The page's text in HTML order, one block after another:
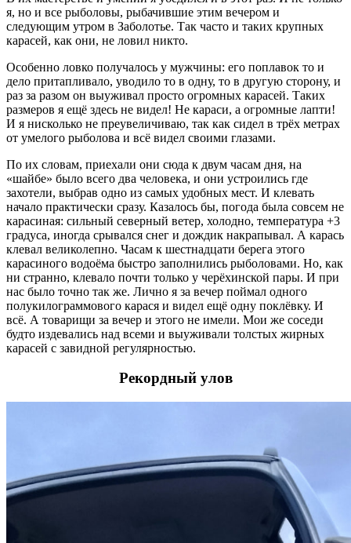
я, но и все рыболовы, рыбачившие этим вечером и
следующим утром в Заболотье. Так часто и таких крупных
карасей, как они, не ловил никто.
Особенно ловко получалось у мужчины: его поплавок то и
дело притапливало, уводило то в одну, то в другую сторону, и
раз за разом он выуживал просто огромных карасей. Таких
размеров я ещё здесь не видел! Не караси, а огромные лапти!
И я нисколько не преувеличиваю, так как сидел в трёх метрах
от умелого рыболова и всё видел своими глазами.
По их словам, приехали они сюда к двум часам дня, на
«шайбе» было всего два человека, и они устроились где
захотели, выбрав одно из самых удобных мест. И клевать
начало практически сразу. Казалось бы, погода была совсем не
карасиная: сильный северный ветер, холодно, температура +3
градуса, иногда срывался снег и дождик накрапывал. А карась
клевал великолепно. Часам к шестнадцати берега этого
карасиного водоёма быстро заполнились рыболовами. Но, как
ни странно, клевало почти только у черёхинской пары. И при
нас было точно так же. Лично я за вечер поймал одного
полукилограммового карася и видел ещё одну поклёвку. И
всё. А товарищи за вечер и этого не имели. Мои же соседи
будто издевались над всеми и выуживали толстых жирных
карасей с завидной регулярностью.
Рекордный улов